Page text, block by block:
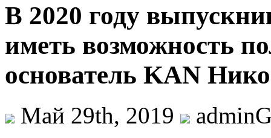
В 2020 году
иметь возможность
основатель KAN
Май 29th, 2019